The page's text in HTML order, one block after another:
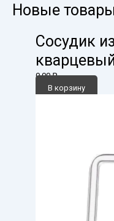
Новые
Сосудик
0,00₽
В корзину